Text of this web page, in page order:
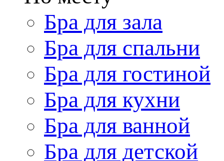
Бра для зала
Бра для спальни
Бра для гостиной
Бра для кухни
Бра для ванной
Бра для детской